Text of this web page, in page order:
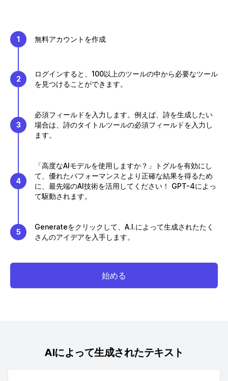
1 無料アカウントを作成
2
ログインすると、100以上のツールの中から必要なツール
を見つけることができます。
3
必須フィールドを入力します。例えば、詩を生成したい
場合は、詩のタイトルツールの必須フィールドを入力し
ます。
4
「高度なAIモデルを使用しますか？」トグルを有効にし
て、優れたパフォーマンスとより正確な結果を得るため
に、最先端のAI技術を活用してください！ GPT-4によっ
て駆動されます。
5
Generateをクリックして、A.I.によって生成されたたく
さんのアイデアを入手します。
始める
AIによって生成されたテキスト